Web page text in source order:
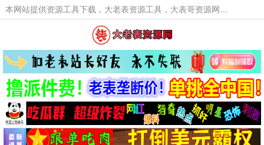
本网站提供资源工具下载，大老表资源工具，大表哥资源网软件工具，大老表资源下载，活动线报福利资源分享,活动线报，大型网游经典游戏，网络热门技术游戏辅助交流与分享。